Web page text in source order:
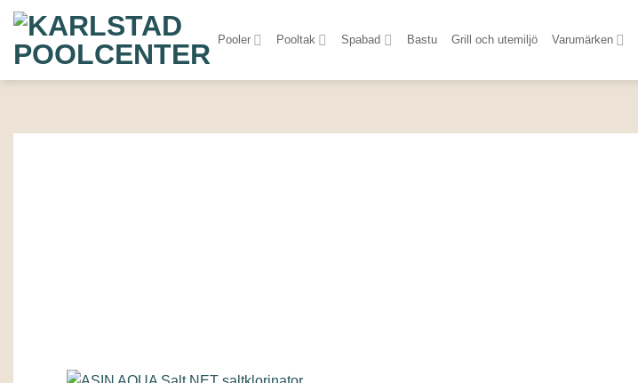
Skip
content
Pooler Pooltak Spabad Bastu Grill och utemiljö Varumärken